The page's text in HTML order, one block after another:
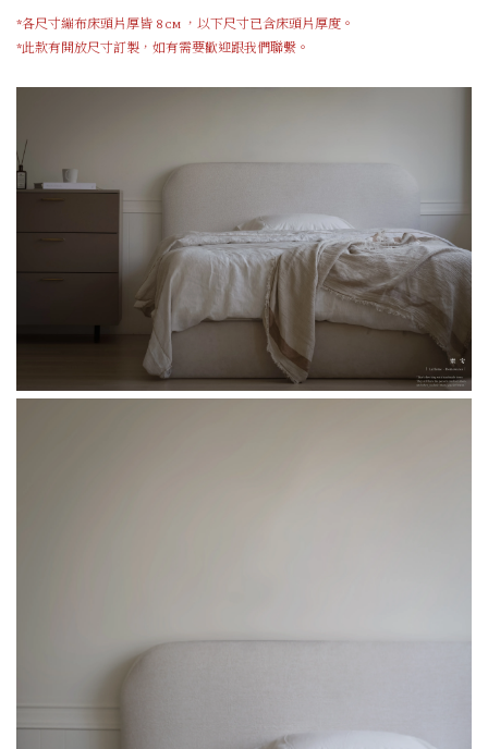
*各尺寸繃布床頭片厚皆 8 cm ，以下尺寸已含床頭片厚度。
*此款有開放尺寸訂製，如有需要歡迎跟我們聯繫。